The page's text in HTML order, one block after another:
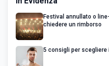
Festival annullato o
chiedere un rimborso
5 consigli per scegliere